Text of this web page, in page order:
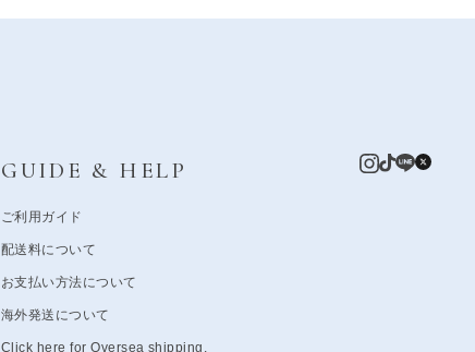
GUIDE & HELP
ご利用ガイド
配送料について
お支払い方法について
海外発送について
Click here for Oversea shipping.